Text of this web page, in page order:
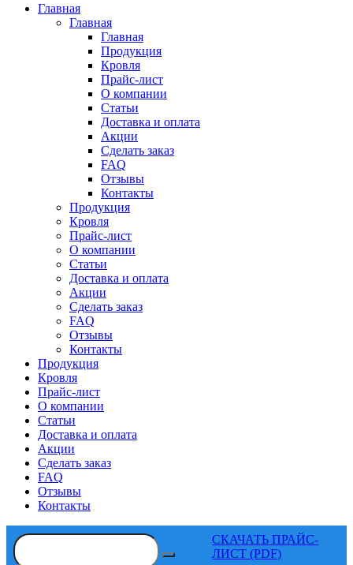
Главная
Главная
Главная
Продукция
Кровля
Прайс-лист
О компании
Статьи
Доставка и оплата
Акции
Сделать заказ
FAQ
Отзывы
Контакты
Продукция
Кровля
Прайс-лист
О компании
Статьи
Доставка и оплата
Акции
Сделать заказ
FAQ
Отзывы
Контакты
Продукция
Кровля
Прайс-лист
О компании
Статьи
Доставка и оплата
Акции
Сделать заказ
FAQ
Отзывы
Контакты
СКАЧАТЬ ПРАЙС-
ЛИСТ (PDF)